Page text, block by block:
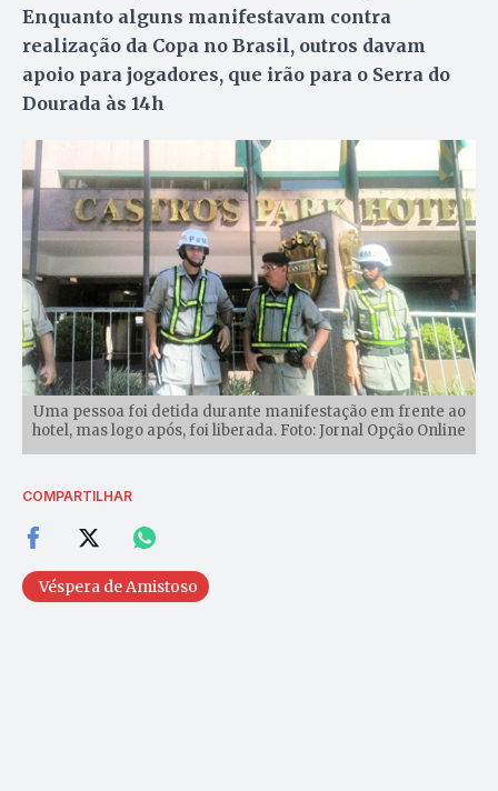
Enquanto alguns manifestavam contra
realização da Copa no Brasil, outros davam
apoio para jogadores, que irão para o Serra do
Dourada às 14h
Uma pessoa foi detida durante manifestação em frente ao
hotel, mas logo após, foi liberada. Foto: Jornal Opção Online
COMPARTILHAR
Véspera de Amistoso